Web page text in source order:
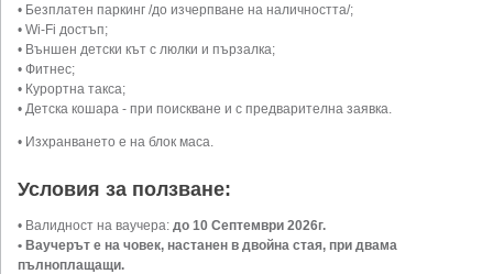
• Безплатен паркинг /до изчерпване на наличността/;
• Wi-Fi достъп;
• Външен детски кът с люлки и пързалка;
• Фитнес;
• Курортна такса;
• Детска кошара - при поискване и с предварителна заявка.
• Изхранването е на блок маса.
Условия за ползване:
• Валидност на ваучера: до 10 Септември 2026г.
• Ваучерът е на човек, настанен в двойна стая, при двама
пълноплащащи.